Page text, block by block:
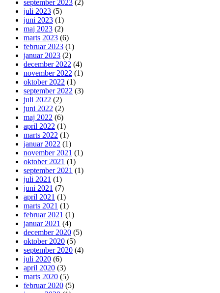
september 2023 (2)
juli 2023 (5)
juni 2023 (1)
maj 2023 (2)
marts 2023 (6)
februar 2023 (1)
januar 2023 (2)
december 2022 (4)
november 2022 (1)
oktober 2022 (1)
september 2022 (3)
juli 2022 (2)
juni 2022 (2)
maj 2022 (6)
april 2022 (1)
marts 2022 (1)
januar 2022 (1)
november 2021 (1)
oktober 2021 (1)
september 2021 (1)
juli 2021 (1)
juni 2021 (7)
april 2021 (1)
marts 2021 (1)
februar 2021 (1)
januar 2021 (4)
december 2020 (5)
oktober 2020 (5)
september 2020 (4)
juli 2020 (6)
april 2020 (3)
marts 2020 (5)
februar 2020 (5)